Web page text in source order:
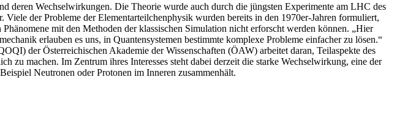
deren Wechselwirkungen. Die Theorie wurde auch durch die jüngsten Experimente am LHC des
der Probleme der Elementarteilchenphysik wurden bereits in den 1970er-Jahren formuliert,
mit den Methoden der klassischen Simulation nicht erforscht werden können. „Hier
erlauben es uns, in Quantensystemen bestimmte komplexe Probleme einfacher zu lösen.“
der Österreichischen Akademie der Wissenschaften (ÖAW) arbeitet daran, Teilaspekte des
zu machen. Im Zentrum ihres Interesses steht dabei derzeit die starke Wechselwirkung, eine der
Neutronen oder Protonen im Inneren zusammenhält.